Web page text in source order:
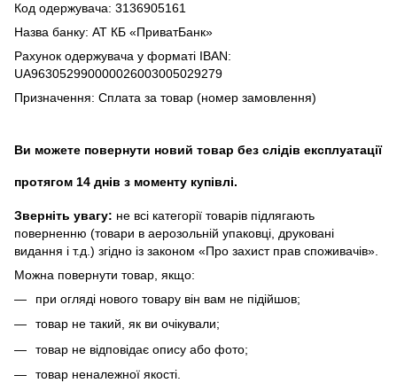
Код одержувача: 3136905161
Назва банку: АТ КБ «ПриватБанк»
Рахунок одержувача у форматі IBAN:
UA963052990000026003005029279
Призначення: Сплата за товар (номер замовлення)
Ви можете повернути новий товар без слідів експлуатації
протягом 14 днів з моменту купівлі.
Зверніть увагу: не всі категорії товарів підлягають
поверненню (товари в аерозольній упаковці, друковані
видання і т.д.) згідно із законом «Про захист прав споживачів».
Можна повернути товар, якщо:
при огляді нового товару він вам не підійшов;
товар не такий, як ви очікували;
товар не відповідає опису або фото;
товар неналежної якості.